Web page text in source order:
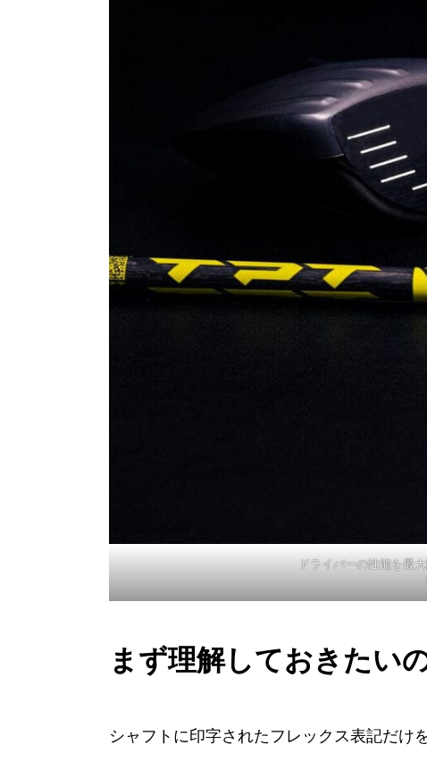
ドライバーの性能を最
まず理解しておきたい
シャフトに印字されたフレックス表記だけ